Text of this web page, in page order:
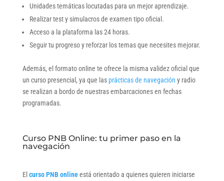
Unidades temáticas locutadas para un mejor aprendizaje.
Realizar test y simulacros de examen tipo oficial.
Acceso a la plataforma las 24 horas.
Seguir tu progreso y reforzar los temas que necesites mejorar.
Además, el formato online te ofrece la misma validez oficial que
un curso presencial, ya que las prácticas de navegación y radio
se realizan a bordo de nuestras embarcaciones en fechas
programadas.
Curso PNB Online: tu primer paso en la
navegación
El curso PNB onlineestá orientado a quienes quieren iniciarse